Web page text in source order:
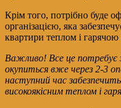
Крім того, потрібно буде
організацією, яка
квартири теплом і
Важливо! Все це потребує
окупиться вже через 2-3
наступний час
високоякісним теплом і